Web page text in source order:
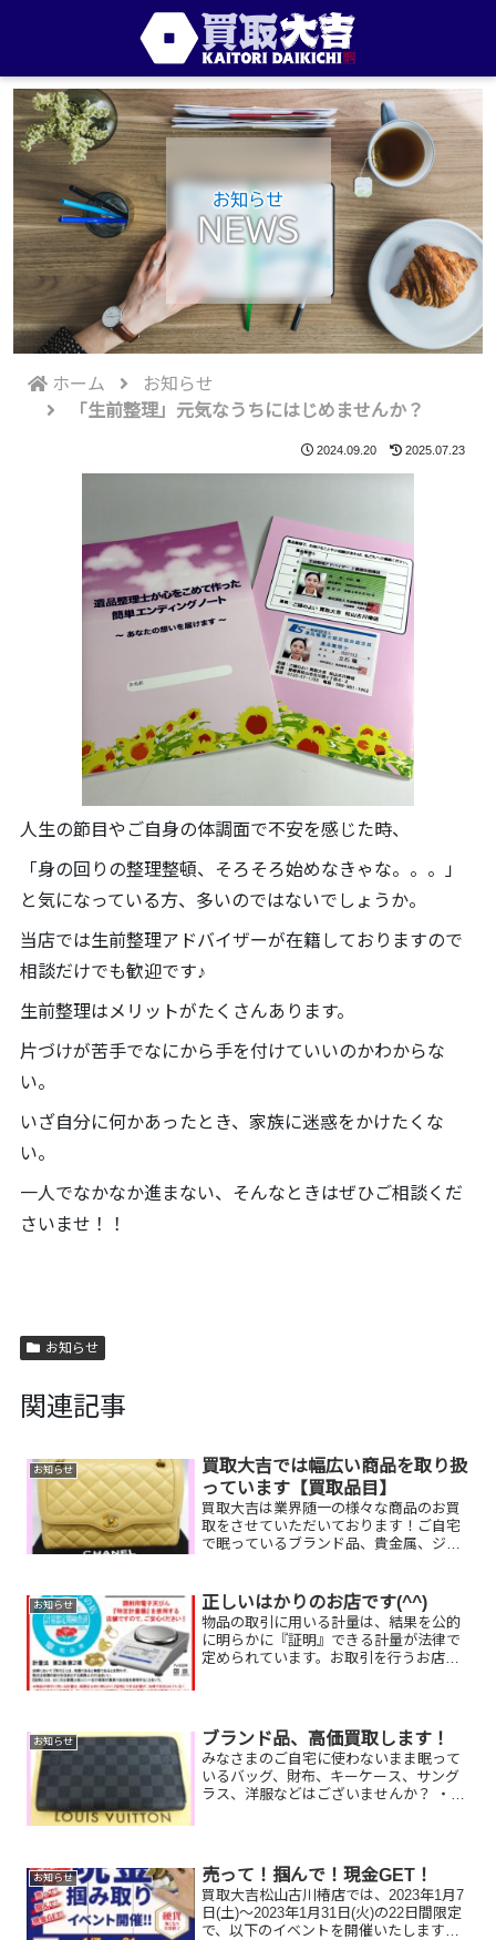
お知らせ
NEWS
ホーム
お知らせ
「生前整理」元気なうちにはじめませんか？
2024.09.20 2025.07.23
人生の節目やご自身の体調面で不安を感じた時、
「身の回りの整理整頓、そろそろ始めなきゃな。。。」
と気になっている方、多いのではないでしょうか。
当店では生前整理アドバイザーが在籍しておりますので
相談だけでも歓迎です♪
生前整理はメリットがたくさんあります。
片づけが苦手でなにから手を付けていいのかわからな
い。
いざ自分に何かあったとき、家族に迷惑をかけたくな
い。
一人でなかなか進まない、そんなときはぜひご相談くだ
さいませ！！
お知らせ
関連記事
お知らせ
買取大吉では幅広い商品を取り扱
っています【買取品目】
買取大吉は業界随一の様々な商品のお買
取をさせていただいております！ご自宅
で眠っているブランド品、貴金属、ジュ
☆【買取品目】ブランド品金・貴金属宝
石・ジュエリー時計バッグお酒...
お知らせ 正しいはかりのお店です(^^)
物品の取引に用いる計量は、結果を公的
に明らかに『証明』できる計量が法律で
定められています。お取引を行うお店
際には、調剤用電子天びん『特...
お知らせ ブランド品、高価買取します！
みなさまのご自宅に使わないまま眠って
いるバッグ、財布、キーケース、サング
ラス、洋服などはございませんか？ ・あ
びれてしまった・古いモデ...
お知らせ 売って！掴んで！現金GET！
買取大吉松山古川椿店では、2023年1月7
日(土)～2023年1月31日(火)の22日間限定
で、以下のイベントを開催いたします。